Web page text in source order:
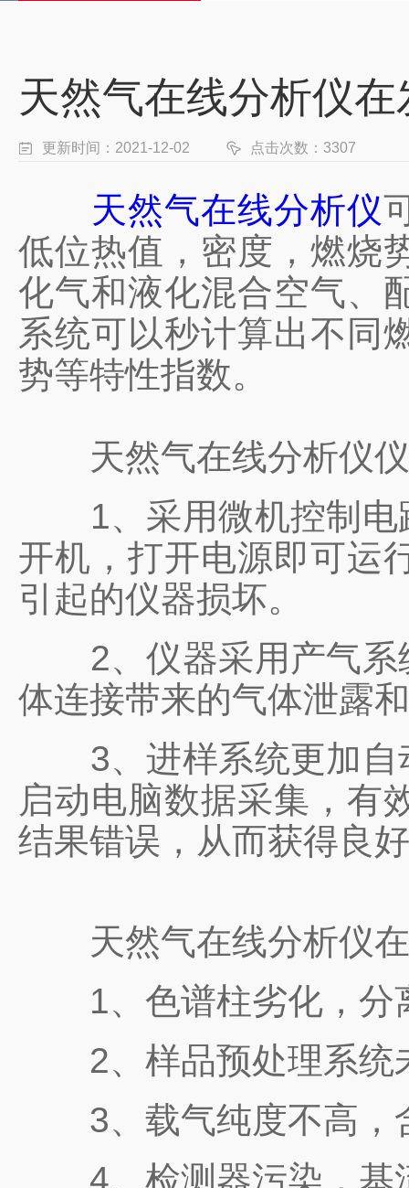
天然气在线分析仪
更新时间：2021-12-02 点击次数：3307
天然气在线分析仪
低位热值，密度，燃烧
化气和液化混合空气、
系统可以秒计算出不同
势等特性指数。
天然气在线分析仪仪
1、采用微机控制电
开机，打开电源即可运
引起的仪器损坏。
2、仪器采用产气系
体连接带来的气体泄露
3、进样系统更加自
启动电脑数据采集，有
结果错误，从而获得良
天然气在线分析仪在
1、色谱柱劣化，分离
2、样品预处理系统
3、载气纯度不高，
4、检测器污染，基